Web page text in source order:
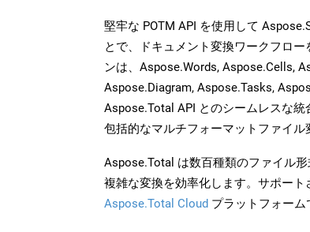
堅牢な POTM API を使用して
とで、ドキュメント変換ワークフロ
ンは、Aspose.Words, Aspose.Cells,
Aspose.Diagram, Aspose.Tasks,
Aspose.Total API とのシームレスな
包括的なマルチフォーマットファイル
Aspose.Total は数百種類のファイル
複雑な変換を効率化します。サポート
Aspose.Total Cloud プラットフォーム